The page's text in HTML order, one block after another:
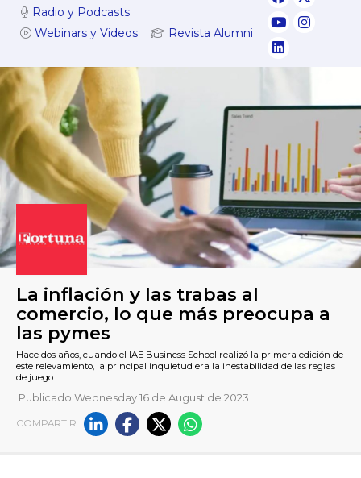
Radio y Podcasts
Webinars y Videos
Revista Alumni
La inflación y las trabas al
Publicado Wednesday 16 de August de 2023
COMPARTIR